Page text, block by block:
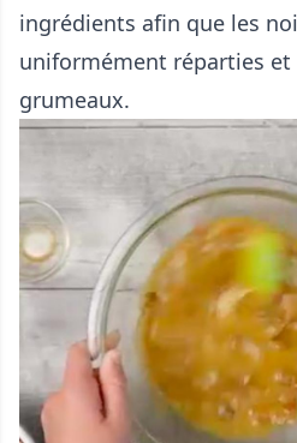
ingrédients afin que les
uniformément réparties
grumeaux.